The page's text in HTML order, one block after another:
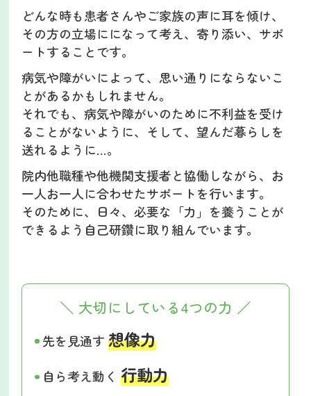
どんな時も患者さんやご家族の声に耳を傾け、
その方の立場にになって考え、寄り添い、サポ
ートすることです。
病気や障がいによって、思い通りにならないこ
とがあるかもしれません。
それでも、病気や障がいのために不利益を受け
ることがないように、そして、望んだ暮らしを
送れるように…。
院内他職種や他機関支援者と協働しながら、お
一人お一人に合わせたサポートを行います。
そのために、日々、必要な「力」を養うことが
できるよう自己研鑽に取り組んでいます。
＼ 大切にしている4つの力 ／
先を見通す想像力
自ら考え動く行動力